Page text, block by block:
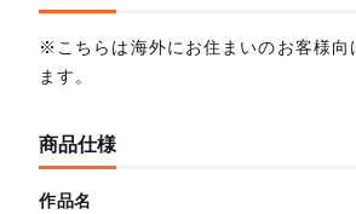
※こちらは海外にお住まいのお客様向
ます。
商品仕様
作品名